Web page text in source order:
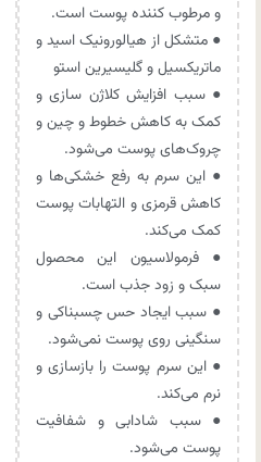
و مرطوب کننده پوست است.
● متشکل از هیالورونیک اسید و
ماتریکسیل و گلیسیرین استو
● سبب افزایش کلاژن سازی و
کمک به کاهش خطوط و چین و
چروک‌های پوست می‌شود.
● این سرم به رفع خشکی‌ها و
کاهش قرمزی و التهابات پوست
کمک می‌کند.
● فرمولاسیون این محصول
سبک و زود جذب است.
● سبب ایجاد حس چسبناکی و
سنگینی روی پوست نمی‌شود.
● این سرم پوست را بازسازی و
نرم می‌کند.
● سبب شادابی و شفافیت
پوست می‌شود.